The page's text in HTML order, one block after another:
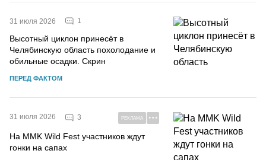
31 июля 2026 1
Высотный циклон принесёт в
Челябинскую область похолодание и
обильные осадки. Скрин
ПЕРЕД ФАКТОМ
31 июля 2026 3 РЕКЛАМА
На MMK Wild Fest участников ждут
гонки на сапах